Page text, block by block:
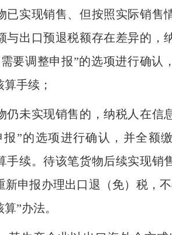
实现销售、但按照实际销售
与出口预退税额存在差异的，
要调整申报”的选项进行确认
手续；
未实现销售的，纳税人在信
报”的选项进行确认，并全额
手续。待该笔货物后续实现销
新申报办理出口退（免）税，
”办法。